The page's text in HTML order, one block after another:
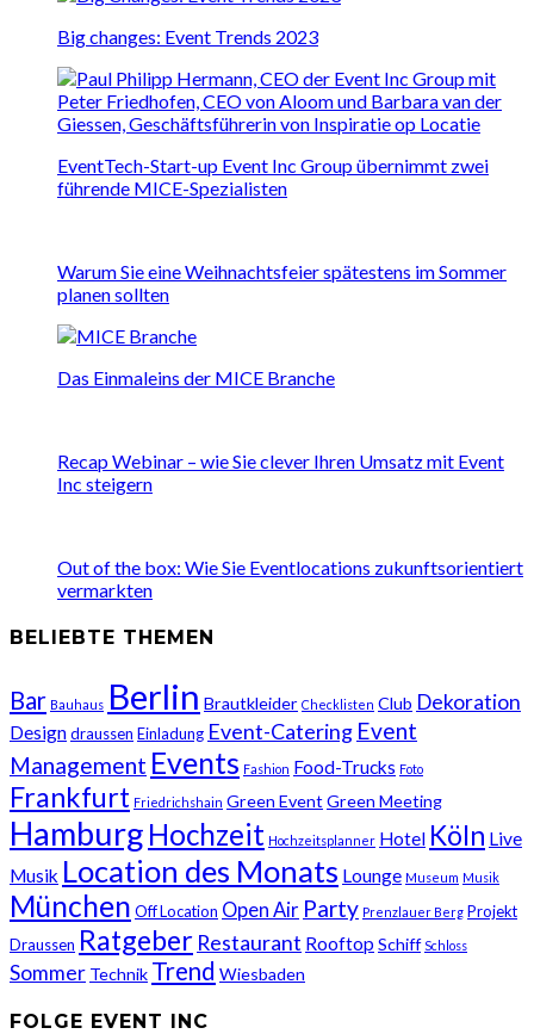
Big changes: Event Trends 2023
EventTech-Start-up Event Inc Group übernimmt zwei
führende MICE-Spezialisten
Warum Sie eine Weihnachtsfeier spätestens im Sommer
planen sollten
Das Einmaleins der MICE Branche
Recap Webinar – wie Sie clever Ihren Umsatz mit Event
Inc steigern
Out of the box: Wie Sie Eventlocations zukunftsorientiert
vermarkten
BELIEBTE THEMEN
Bar Bauhaus Berlin Brautkleider Checklisten Club Dekoration
Designdraussen Einladung Event-Catering Event
Management Events Fashion Food-Trucks Foto
Frankfurt Friedrichshain Green EventGreen Meeting
Hamburg Hochzeit Hochzeitsplanner Hotel Köln Live
Musik Location des Monats Lounge Museum Musik
München Off Location Open Air Party Prenzlauer Berg Projekt
Draussen Ratgeber Restaurant Rooftop Schiff Schloss
Sommer Technik Trend Wiesbaden
FOLGE EVENT INC